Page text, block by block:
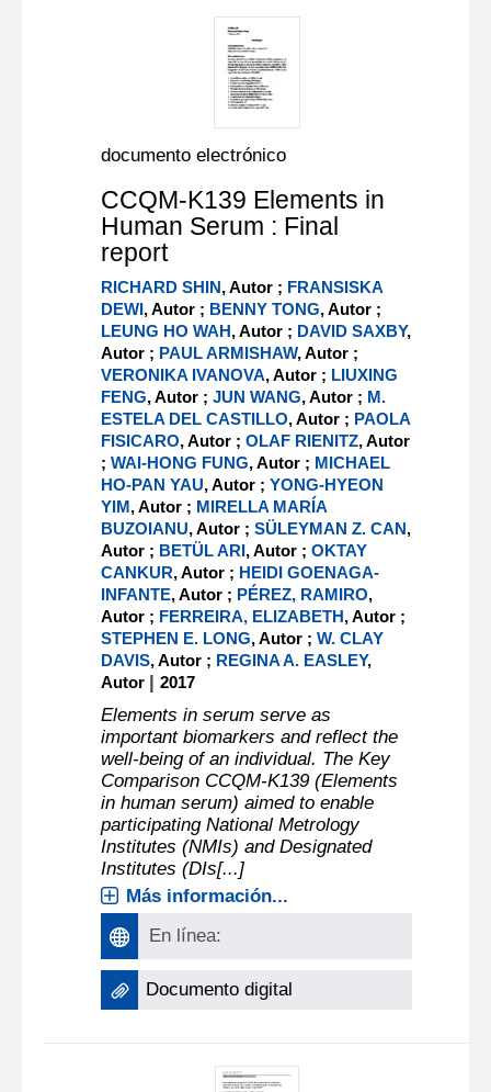
documento electrónico
CCQM-K139 Elements in
Human Serum : Final
report
RICHARD SHIN, Autor ; FRANSISKA
DEWI, Autor ; BENNY TONG, Autor ;
LEUNG HO WAH, Autor ; DAVID SAXBY,
Autor ; PAUL ARMISHAW, Autor ;
VERONIKA IVANOVA, Autor ; LIUXING
FENG, Autor ;JUN WANG, Autor ; M.
ESTELA DEL CASTILLO, Autor ; PAOLA
FISICARO, Autor ;OLAF RIENITZ, Autor
;WAI-HONG FUNG, Autor ; MICHAEL
HO-PAN YAU, Autor ;YONG-HYEON
YIM, Autor ; MIRELLA MARÍA
BUZOIANU, Autor ;SÜLEYMAN Z. CAN,
Autor ; BETÜL ARI, Autor ;OKTAY
CANKUR, Autor ; HEIDI GOENAGA-
INFANTE, Autor ; PÉREZ, RAMIRO,
Autor ; FERREIRA, ELIZABETH, Autor ;
STEPHEN E. LONG, Autor ;W. CLAY
DAVIS, Autor ; REGINA A. EASLEY,
Autor |2017
Elements in serum serve as
important biomarkers and reflect the
well-being of an individual. The Key
Comparison CCQM-K139 (Elements
in human serum) aimed to enable
participating National Metrology
Institutes (NMIs) and Designated
Institutes (DIs[...]
Más información...
En línea:
Documento digital